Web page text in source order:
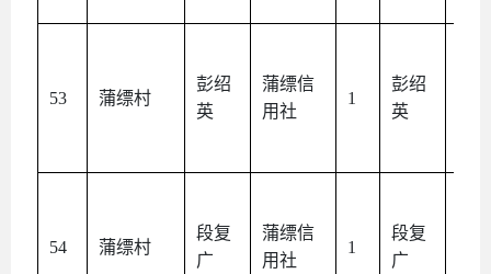
53 蒲缥村
彭绍
英
蒲缥信
用社
1
彭绍
英
54 蒲缥村
段复
广
蒲缥信
用社
1
段复
广